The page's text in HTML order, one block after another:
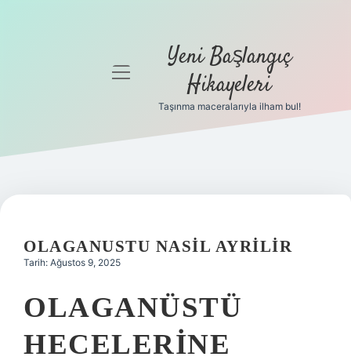
Gizlilik
Hakkımızda
menüyü
Yeni Başlangıç
Hikayeleri
Taşınma maceralarıyla ilham bul!
OLAGANUSTU NASIL AYRILIR
Tarih: Ağustos 9, 2025
OLAGANÜSTÜ
HECELERINE